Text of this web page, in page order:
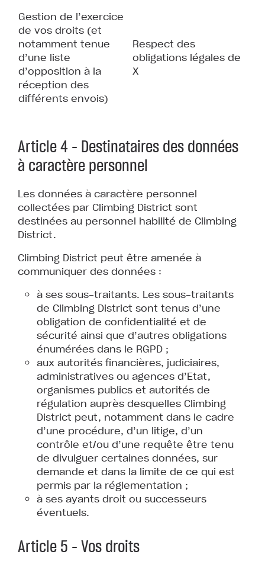
Gestion de l’exercice
de vos droits (et
notamment tenue
d’une liste
d’opposition à la
réception des
différents envois)
Respect des
obligations légales de
X
Article 4 – Destinataires des données
à caractère personnel
Les données à caractère personnel
collectées par Climbing District sont
destinées au personnel habilité de Climbing
District.
Climbing District peut être amenée à
communiquer des données :
à ses sous-traitants. Les sous-traitants
de Climbing District sont tenus d’une
obligation de confidentialité et de
sécurité ainsi que d’autres obligations
énumérées dans le RGPD ;
aux autorités financières, judiciaires,
administratives ou agences d’Etat,
organismes publics et autorités de
régulation auprès desquelles Climbing
District peut, notamment dans le cadre
d’une procédure, d’un litige, d’un
contrôle et/ou d’une requête être tenu
de divulguer certaines données, sur
demande et dans la limite de ce qui est
permis par la réglementation ;
à ses ayants droit ou successeurs
éventuels.
Article 5 – Vos droits